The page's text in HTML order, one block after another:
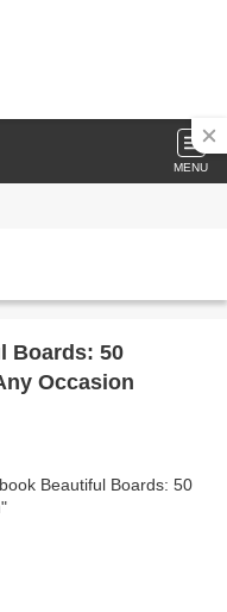
MENU
Boards: 50
Occasion